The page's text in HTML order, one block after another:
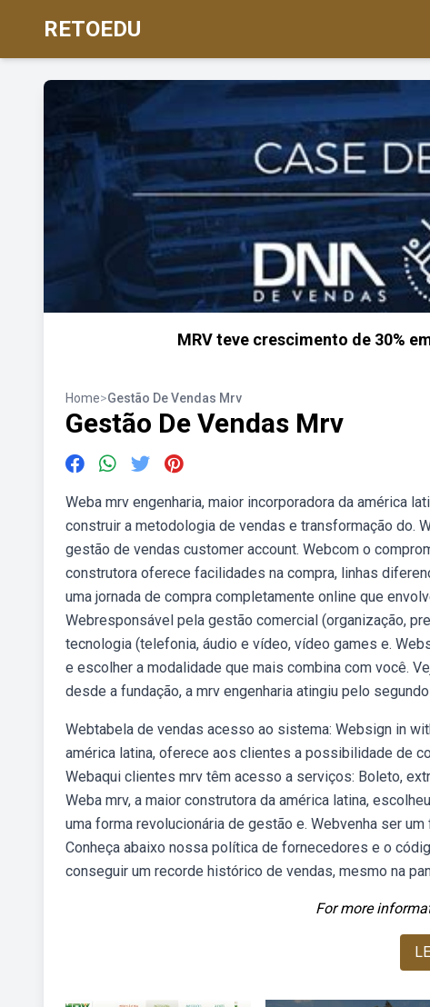
RETOEDU
MRV teve crescimento de 30%
Home>Gestão De Vendas Mrv
Gestão De Vendas Mrv
Weba mrv engenharia, maior incorporadora da américa
construir a metodologia de vendas e transformação do.
gestão de vendas customer account. Webcom o
construtora oferece facilidades na compra, linhas
uma jornada de compra completamente online que
Webresponsável pela gestão comercial (organização,
tecnologia (telefonia, áudio e vídeo, vídeo games e.
e escolher a modalidade que mais combina com você.
desde a fundação, a mrv engenharia atingiu pelo
Webtabela de vendas acesso ao sistema: Websign in
américa latina, oferece aos clientes a possibilidade de
Webaqui clientes mrv têm acesso a serviços: Boleto,
Weba mrv, a maior construtora da américa latina,
uma forma revolucionária de gestão e. Webvenha ser
Conheça abaixo nossa política de fornecedores e o
conseguir um recorde histórico de vendas, mesmo na
For more